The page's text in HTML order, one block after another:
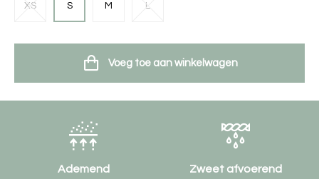
XS S M L
Voeg toe aan winkelwagen
Ademend Zweet afvoerend